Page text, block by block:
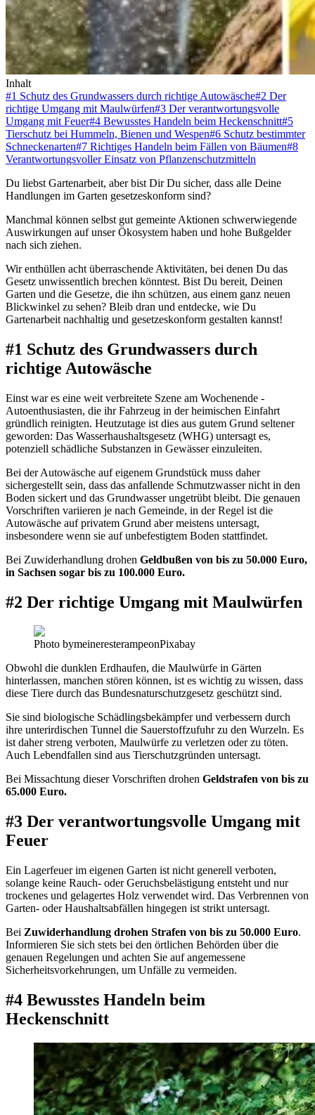
Inhalt
#1 Schutz des Grundwassers durch richtige Autowäsche#2 Der
richtige Umgang mit Maulwürfen#3 Der verantwortungsvolle
Umgang mit Feuer#4 Bewusstes Handeln beim Heckenschnitt#5
Tierschutz bei Hummeln, Bienen und Wespen#6 Schutz bestimmter
Schneckenarten#7 Richtiges Handeln beim Fällen von Bäumen#8
Verantwortungsvoller Einsatz von Pflanzenschutzmitteln
Du liebst Gartenarbeit, aber bist Dir Du sicher, dass alle Deine
Handlungen im Garten gesetzeskonform sind?
Manchmal können selbst gut gemeinte Aktionen schwerwiegende
Auswirkungen auf unser Ökosystem haben und hohe Bußgelder
nach sich ziehen.
Wir enthüllen acht überraschende Aktivitäten, bei denen Du das
Gesetz unwissentlich brechen könntest. Bist Du bereit, Deinen
Garten und die Gesetze, die ihn schützen, aus einem ganz neuen
Blickwinkel zu sehen? Bleib dran und entdecke, wie Du
Gartenarbeit nachhaltig und gesetzeskonform gestalten kannst!
#1 Schutz des Grundwassers durch
richtige Autowäsche
Einst war es eine weit verbreitete Szene am Wochenende -
Autoenthusiasten, die ihr Fahrzeug in der heimischen Einfahrt
gründlich reinigten. Heutzutage ist dies aus gutem Grund seltener
geworden: Das Wasserhaushaltsgesetz (WHG) untersagt es,
potenziell schädliche Substanzen in Gewässer einzuleiten.
Bei der Autowäsche auf eigenem Grundstück muss daher
sichergestellt sein, dass das anfallende Schmutzwasser nicht in den
Boden sickert und das Grundwasser ungetrübt bleibt. Die genauen
Vorschriften variieren je nach Gemeinde, in der Regel ist die
Autowäsche auf privatem Grund aber meistens untersagt,
insbesondere wenn sie auf unbefestigtem Boden stattfindet.
Bei Zuwiderhandlung drohen Geldbußen von bis zu 50.000 Euro,
in Sachsen sogar bis zu 100.000 Euro.
#2 Der richtige Umgang mit Maulwürfen
Photo bymeineresterampeonPixabay
Obwohl die dunklen Erdhaufen, die Maulwürfe in Gärten
hinterlassen, manchen stören können, ist es wichtig zu wissen, dass
diese Tiere durch das Bundesnaturschutzgesetz geschützt sind.
Sie sind biologische Schädlingsbekämpfer und verbessern durch
ihre unterirdischen Tunnel die Sauerstoffzufuhr zu den Wurzeln. Es
ist daher streng verboten, Maulwürfe zu verletzen oder zu töten.
Auch Lebendfallen sind aus Tierschutzgründen untersagt.
Bei Missachtung dieser Vorschriften drohen Geldstrafen von bis zu
65.000 Euro.
#3 Der verantwortungsvolle Umgang mit
Feuer
Ein Lagerfeuer im eigenen Garten ist nicht generell verboten,
solange keine Rauch- oder Geruchsbelästigung entsteht und nur
trockenes und gelagertes Holz verwendet wird. Das Verbrennen von
Garten- oder Haushaltsabfällen hingegen ist strikt untersagt.
Bei Zuwiderhandlung drohen Strafen von bis zu 50.000 Euro.
Informieren Sie sich stets bei den örtlichen Behörden über die
genauen Regelungen und achten Sie auf angemessene
Sicherheitsvorkehrungen, um Unfälle zu vermeiden.
#4 Bewusstes Handeln beim
Heckenschnitt